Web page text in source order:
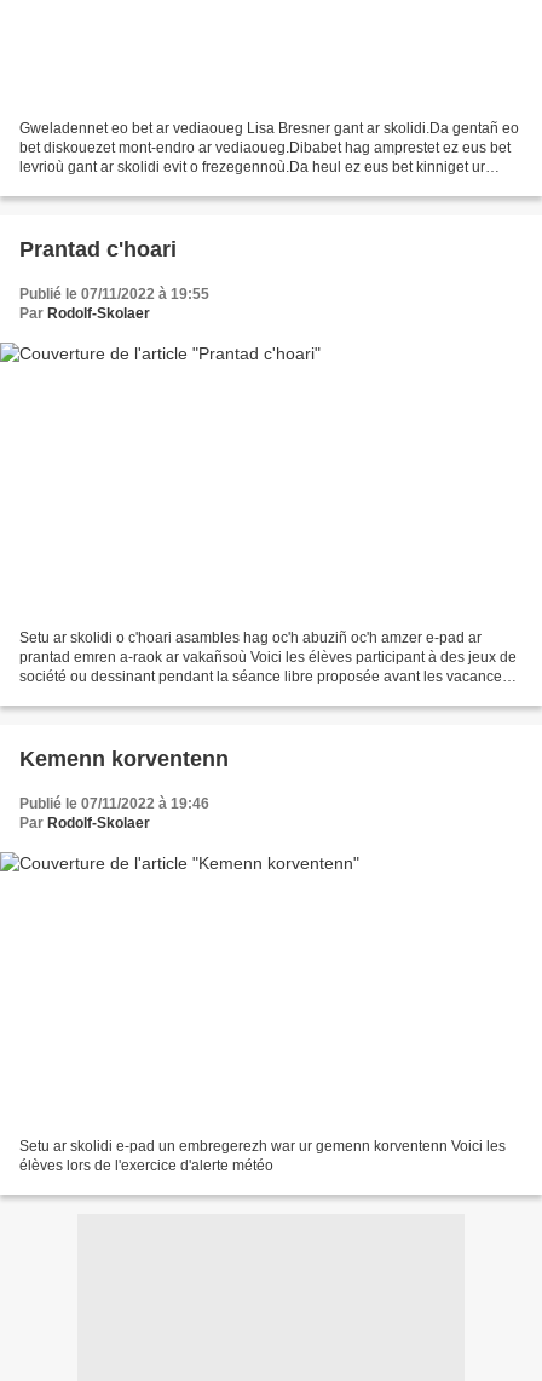
Gweladennet eo bet ar vediaoueg Lisa Bresner gant ar skolidi.Da gentañ eo
bet diskouezet mont-endro ar vediaoueg.Dibabet hag amprestet ez eus bet
levrioù gant ar skolidi evit o frezegennoù.Da heul ez eus bet kinniget ur
Prantad c'hoari
Publié le 07/11/2022 à 19:55
Par Rodolf-Skolaer
Setu ar skolidi o c'hoari asambles hag oc'h abuziñ oc'h amzer e-pad ar
prantad emren a-raok ar vakañsoù Voici les élèves participant à des jeux de
société ou dessinant pendant la séance libre proposée avant les vacances
Kemenn korventenn
Publié le 07/11/2022 à 19:46
Par Rodolf-Skolaer
Setu ar skolidi e-pad un embregerezh war ur gemenn korventenn Voici les
élèves lors de l'exercice d'alerte météo